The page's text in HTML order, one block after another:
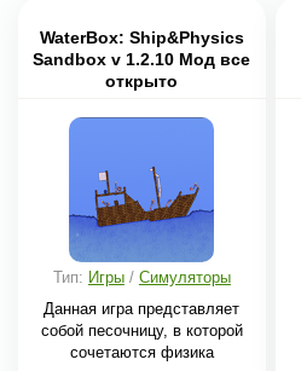
WaterBox: Ship&Physics
Sandbox v 1.2.10 Мод все
открыто
Тип: Игры/ Симуляторы
Данная игра представляет
собой песочницу, в которой
сочетаются физика